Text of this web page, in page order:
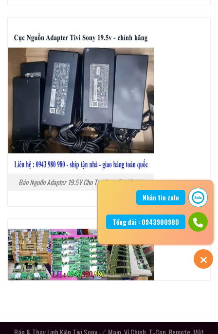
Bán Nguồn Adapter 19.5V Cho Tivi Sony Tại Hà Nội
Nhắn tin zalo
Tổng đài : 0943980980